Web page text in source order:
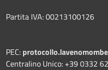
Partita IVA: 00213100126
PEC:
Centralino Unico: +39 0332